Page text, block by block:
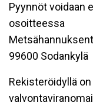
Pyynnöt voidaan
osoitteessa
99600 Sodankylä
Rekisteröidyllä